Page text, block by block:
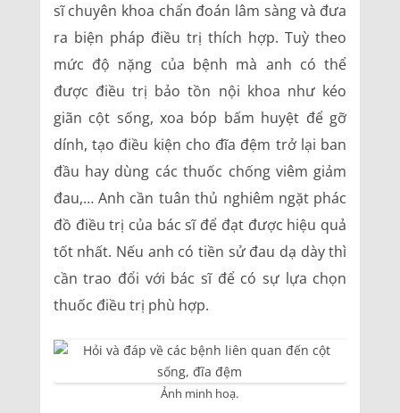
sĩ chuyên khoa chẩn đoán lâm sàng và đưa
ra biện pháp điều trị thích hợp. Tuỳ theo
mức độ nặng của bệnh mà anh có thể
được điều trị bảo tồn nội khoa như kéo
giãn cột sống, xoa bóp bấm huyệt để gỡ
dính, tạo điều kiện cho đĩa đệm trở lại ban
đầu hay dùng các thuốc chống viêm giảm
đau,… Anh cần tuân thủ nghiêm ngặt phác
đồ điều trị của bác sĩ để đạt được hiệu quả
tốt nhất. Nếu anh có tiền sử đau dạ dày thì
cần trao đổi với bác sĩ để có sự lựa chọn
thuốc điều trị phù hợp.
Ảnh minh hoạ.